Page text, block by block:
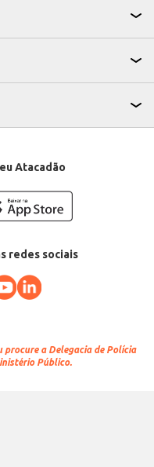
Atacadão
redes sociais
procure a Delegacia de Polícia
Público.